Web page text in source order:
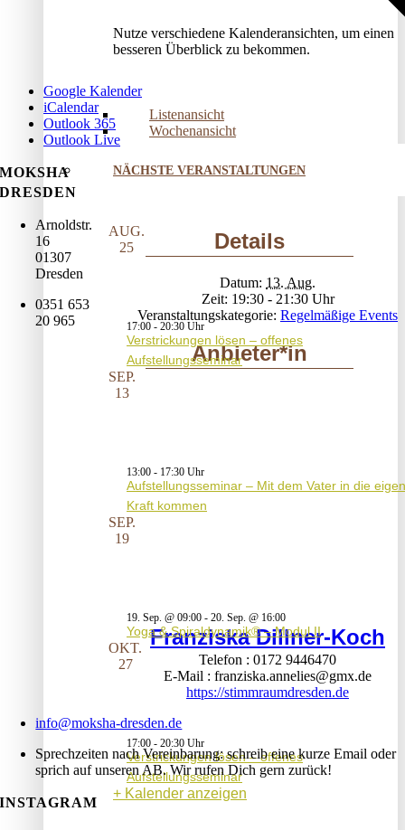
Nutze verschiedene Kalenderansichten, um einen
besseren Überblick zu bekommen.
Listenansicht
Wochenansicht
NÄCHSTE VERANSTALTUNGEN
AUG.
25
17:00 - 20:30
Verstrickungen lösen – offenes
Aufstellungsseminar
SEP.
13
13:00 - 17:30
Aufstellungsseminar – Mit dem Vater in die
Kraft kommen
SEP.
19
19. Sep. @ 09:00 - 20. Sep. @ 16:00
Yoga & Spiraldynamik® – Modul II
OKT.
27
17:00 - 20:30
Verstrickungen lösen – offenes
Aufstellungsseminar
Kalender anzeigen
Google Kalender
iCalendar
Outlook 365
Outlook Live
Details
Datum: 13. Aug.
Zeit: 19:30 - 21:30
Veranstaltungskategorie: Regelmäßige Events
Anbieter*in
Franziska Dillner-Koch
Telefon
0172 9446470
E-Mail
franziska.annelies@gmx.de
https://stimmraumdresden.de
MOKSHA
DRESDEN
Arnoldstr.
16
01307
Dresden
0351 653
20 965
info@moksha-dresden.de
Sprechzeiten nach Vereinbarung: schreib eine kurze Email oder
sprich auf unseren AB. Wir rufen Dich gern zurück!
INSTAGRAM